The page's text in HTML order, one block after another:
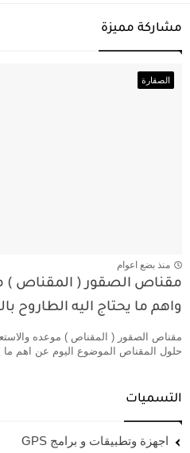
مشاركة مميزة
الصقارة
منذ بضع اعوام
مقناص الصقور ( المقناص )
واهم ما يحتاج اليه الطاروح
مقناص الصقور ( المقناص ) موعده
حلول المقناص الموضوع اليوم عن اهم ما
التسميات
اجهزة وتطبيقات و برامج GPS